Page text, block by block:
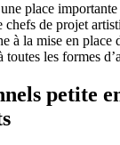
place
de projet
à la mise en place
les formes
petite